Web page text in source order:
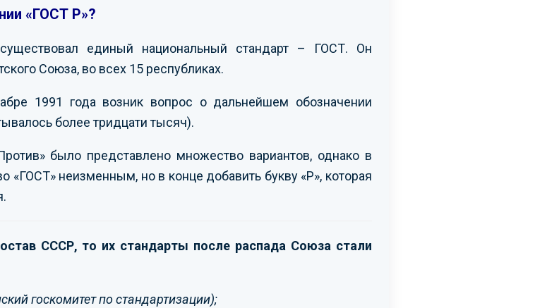
«ГОСТ Р»?
единый национальный стандарт – ГОСТ. Он
Союза, во всех 15 республиках.
1991 года возник вопрос о дальнейшем обозначении
более тридцати тысяч).
было представлено множество вариантов, однако в
«ГОСТ» неизменным, но в конце добавить букву «Р», которая
СССР, то их стандарты после распада Союза стали
госкомитет по стандартизации);